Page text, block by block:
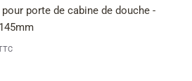
pour porte de cabine de douche -